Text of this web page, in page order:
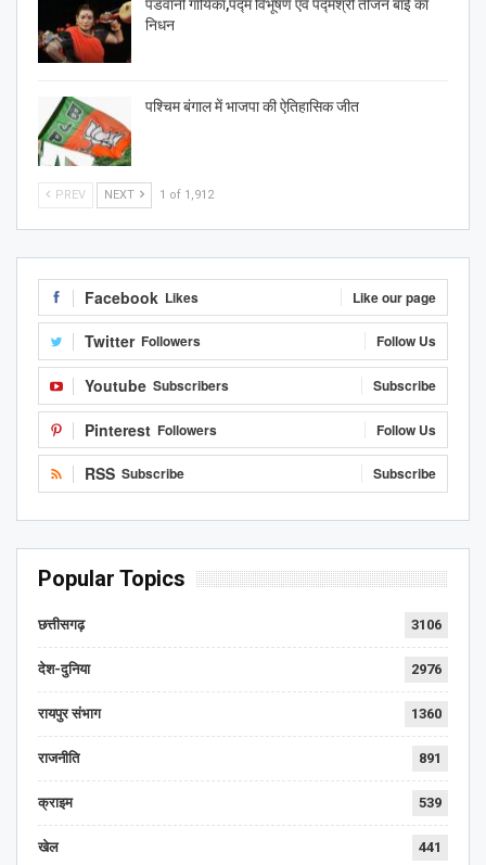
पंडवानी गायिका,पद्म विभूषण एवं पद्मश्री तीजन बाई का
निधन
पश्चिम बंगाल में भाजपा की ऐतिहासिक जीत
PREV NEXT 1 of 1,912
Facebook Likes Like our page
Twitter Followers Follow Us
Youtube Subscribers Subscribe
Pinterest Followers Follow Us
RSS Subscribe Subscribe
Popular Topics
छत्तीसगढ़ 3106
देश-दुनिया 2976
रायपुर संभाग 1360
राजनीति 891
क्राइम 539
खेल 441